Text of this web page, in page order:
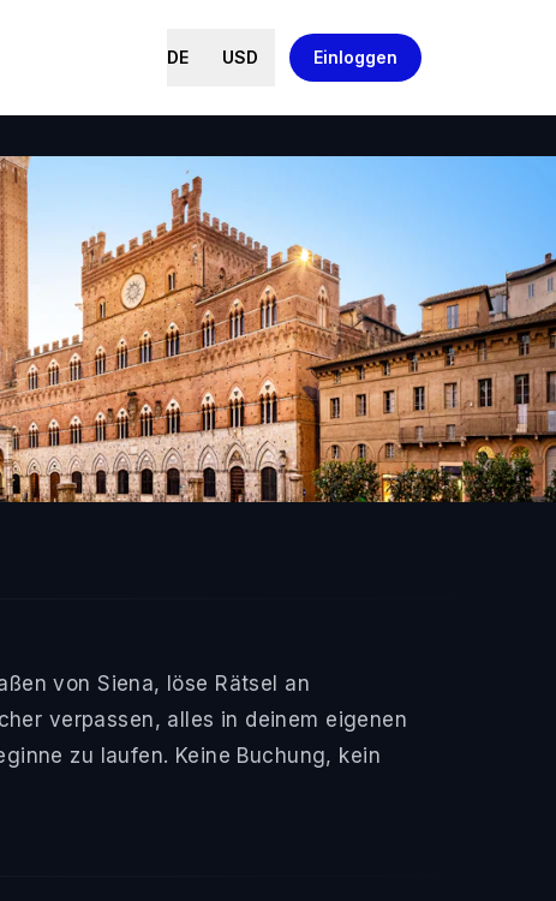
DE USD Einloggen
von Siena, löse Rätsel an
verpassen, alles in deinem eigenen
zu laufen. Keine Buchung, kein